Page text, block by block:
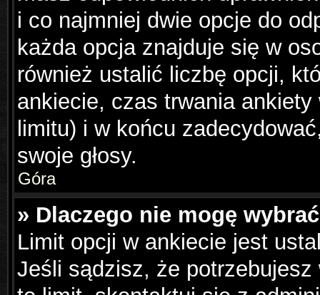
i co najmniej dwie opcje do
każda opcja znajduje się w
również ustalić liczbę opcji,
ankiecie, czas trwania
limitu) i w końcu
swoje głosy.
Góra
» Dlaczego nie mogę
Limit opcji w ankiecie jest
Jeśli sądzisz, że